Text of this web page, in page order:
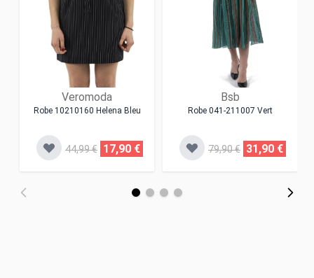
Veromoda
Robe 10210160 Helena Bleu
44,99 € 17,90 €
Bsb
Robe 041-211007 Vert
79,90 € 31,90 €